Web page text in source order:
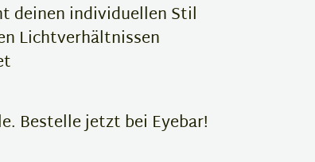
deinen individuellen Stil
Lichtverhältnissen
Bestelle jetzt bei Eyebar!